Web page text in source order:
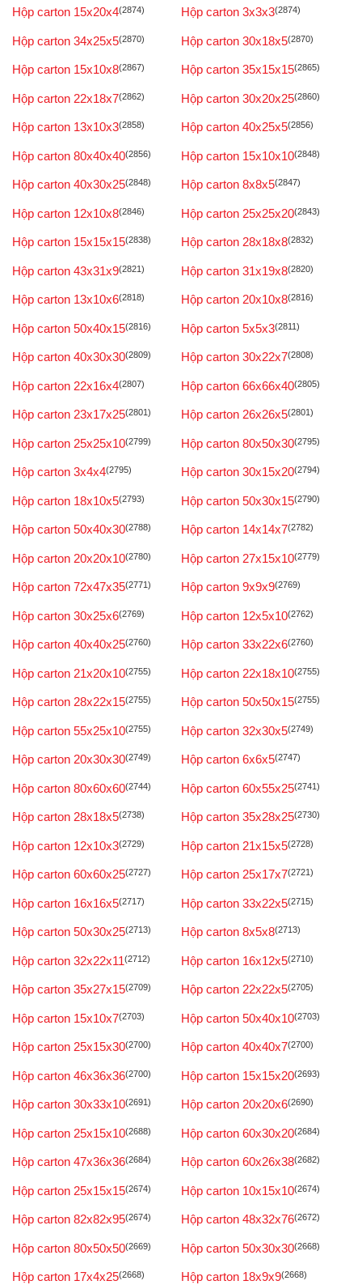
Hộp carton 15x20x4(2874) Hộp carton 3x3x3(2874)
Hộp carton 34x25x5(2870) Hộp carton 30x18x5(2870)
Hộp carton 15x10x8(2867) Hộp carton 35x15x15(2865)
Hộp carton 22x18x7(2862) Hộp carton 30x20x25(2860)
Hộp carton 13x10x3(2858) Hộp carton 40x25x5(2856)
Hộp carton 80x40x40(2856) Hộp carton 15x10x10(2848)
Hộp carton 40x30x25(2848) Hộp carton 8x8x5(2847)
Hộp carton 12x10x8(2846) Hộp carton 25x25x20(2843)
Hộp carton 15x15x15(2838) Hộp carton 28x18x8(2832)
Hộp carton 43x31x9(2821) Hộp carton 31x19x8(2820)
Hộp carton 13x10x6(2818) Hộp carton 20x10x8(2816)
Hộp carton 50x40x15(2816) Hộp carton 5x5x3(2811)
Hộp carton 40x30x30(2809) Hộp carton 30x22x7(2808)
Hộp carton 22x16x4(2807) Hộp carton 66x66x40(2805)
Hộp carton 23x17x25(2801) Hộp carton 26x26x5(2801)
Hộp carton 25x25x10(2799) Hộp carton 80x50x30(2795)
Hộp carton 3x4x4(2795) Hộp carton 30x15x20(2794)
Hộp carton 18x10x5(2793) Hộp carton 50x30x15(2790)
Hộp carton 50x40x30(2788) Hộp carton 14x14x7(2782)
Hộp carton 20x20x10(2780) Hộp carton 27x15x10(2779)
Hộp carton 72x47x35(2771) Hộp carton 9x9x9(2769)
Hộp carton 30x25x6(2769) Hộp carton 12x5x10(2762)
Hộp carton 40x40x25(2760) Hộp carton 33x22x6(2760)
Hộp carton 21x20x10(2755) Hộp carton 22x18x10(2755)
Hộp carton 28x22x15(2755) Hộp carton 50x50x15(2755)
Hộp carton 55x25x10(2755) Hộp carton 32x30x5(2749)
Hộp carton 20x30x30(2749) Hộp carton 6x6x5(2747)
Hộp carton 80x60x60(2744) Hộp carton 60x55x25(2741)
Hộp carton 28x18x5(2738) Hộp carton 35x28x25(2730)
Hộp carton 12x10x3(2729) Hộp carton 21x15x5(2728)
Hộp carton 60x60x25(2727) Hộp carton 25x17x7(2721)
Hộp carton 16x16x5(2717) Hộp carton 33x22x5(2715)
Hộp carton 50x30x25(2713) Hộp carton 8x5x8(2713)
Hộp carton 32x22x11(2712) Hộp carton 16x12x5(2710)
Hộp carton 35x27x15(2709) Hộp carton 22x22x5(2705)
Hộp carton 15x10x7(2703) Hộp carton 50x40x10(2703)
Hộp carton 25x15x30(2700) Hộp carton 40x40x7(2700)
Hộp carton 46x36x36(2700) Hộp carton 15x15x20(2693)
Hộp carton 30x33x10(2691) Hộp carton 20x20x6(2690)
Hộp carton 25x15x10(2688) Hộp carton 60x30x20(2684)
Hộp carton 47x36x36(2684) Hộp carton 60x26x38(2682)
Hộp carton 25x15x15(2674) Hộp carton 10x15x10(2674)
Hộp carton 82x82x95(2674) Hộp carton 48x32x76(2672)
Hộp carton 80x50x50(2669) Hộp carton 50x30x30(2668)
Hộp carton 17x4x25(2668) Hộp carton 18x9x9(2668)